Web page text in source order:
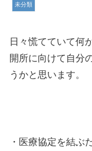
未分類
日々慌てていて何
開所に向けて自分
うかと思います。
・医療協定を結ぶ